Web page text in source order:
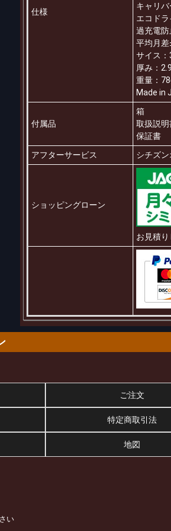
仕様
キャリ
エコド
過充電
平均月
サイス
厚み：
重量：
Made in
付属品
箱
取扱説明
保証書
アフターサービス
シチズ
ショッピングローン
お見積り
ご注文
特定商取引法
地図
い